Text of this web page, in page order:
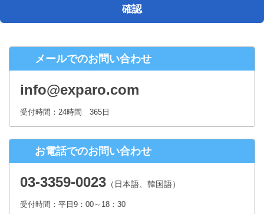
開示対象個人情報の開示等および問合せ窓口について
ご本人からの求めにより、当社が保有する開示対象個人情報の、利用
す。
株式会社シースクェア 個人情報お問合せ窓口
〒160-0023 東京都新宿区西新宿６丁目１２−１ パークウェストビ
ル１３階
Eメール：info@c-square.co.jp
（受付時間は、平日9時～17時30分 但し、年末年始、夏季休暇は除き
ます。）
個人情報を入力するにあたっての注意事項
回答ができない場合がございます。
本人が容易に認識できない方法による個人情報の取得
確認
メールでのお問い合わせ
info@exparo.com
受付時間：24時間 365日
お電話でのお問い合わせ
03-3359-0023 （日本語、韓国語）
受付時間：平日9：00～18：30